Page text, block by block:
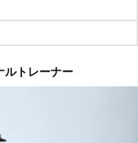
ルトレーナー